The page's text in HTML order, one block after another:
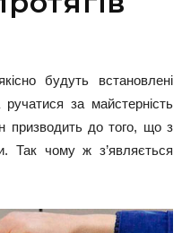
будуть встановлені
за майстерність
призводить до того, що з
Так чому ж з’являється